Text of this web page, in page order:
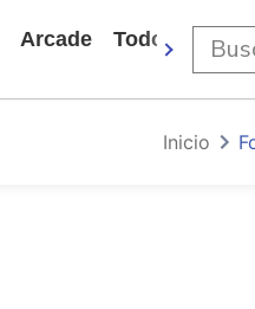
Arcade Todos Los
Inicio